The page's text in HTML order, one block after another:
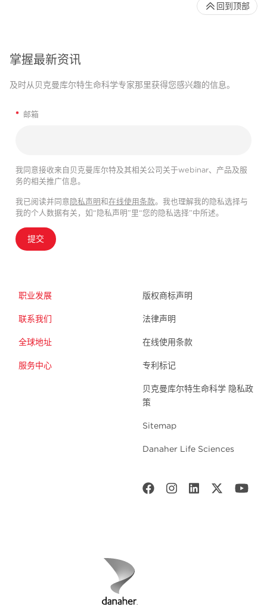
掌握最新资讯
及时从贝克曼库尔特生命科学专家那里获得您感兴趣的信息。
* 邮箱
我同意接收来自贝克曼库尔特及其相关公司关于webinar、产品及服
务的相关推广信息。
我已阅读并同意 隐私声明和在线使用条款。我也理解我的隐私选择与
我的个人数据有关，如“隐私声明”里“您的隐私选择”中所述。
提交
职业发展
联系我们
全球地址
服务中心
版权商标声明
法律声明
在线使用条款
专利标记
贝克曼库尔特生命科学 隐私政
策
Sitemap
Danaher Life Sciences
回到顶部